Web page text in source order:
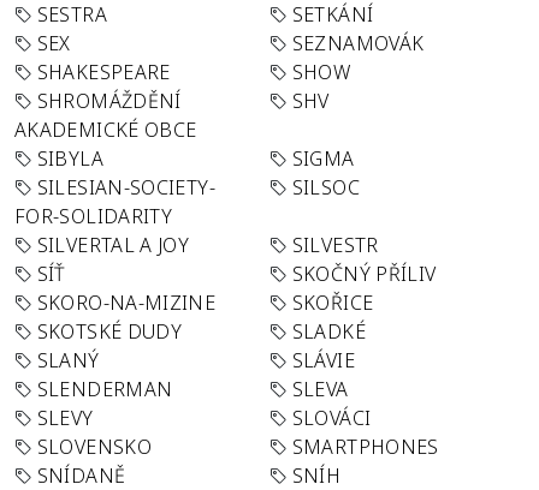
SESTRA
SETKÁNÍ
SEX
SEZNAMOVÁK
SHAKESPEARE
SHOW
SHROMÁŽDĚNÍ
AKADEMICKÉ OBCE
SHV
SIBYLA
SIGMA
SILESIAN-SOCIETY-
FOR-SOLIDARITY
SILSOC
SILVERTAL A JOY
SILVESTR
SÍŤ
SKOČNÝ PŘÍLIV
SKORO-NA-MIZINE
SKOŘICE
SKOTSKÉ DUDY
SLADKÉ
SLANÝ
SLÁVIE
SLENDERMAN
SLEVA
SLEVY
SLOVÁCI
SLOVENSKO
SMARTPHONES
SNÍDANĚ
SNÍH